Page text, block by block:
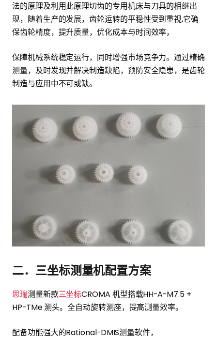
法的原理及利用此原理切齿的专用机床与刀具的相继出
现，随着生产的发展，齿轮运转的平稳性受到重视,它确
保齿轮精度，提升质量，优化成本与时间效率，
保障机械系统稳定运行，同时增强市场竞争力。通过精确
测量，及时发现并解决制造缺陷，预防安全隐患，是齿轮
制造与应用中不可或缺。
二．三坐标测量机配置方案
思瑞测量新款三坐标CROMA 机型搭载HH-A-M7.5 +
HP-TMe 测头。全自动旋转测座，提高测量效率。
配备功能强大的Rational-DMIS测量软件，